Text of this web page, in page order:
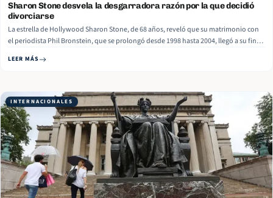
Sharon Stone desvela la desgarradora razón por la que decidió
divorciarse
La estrella de Hollywood Sharon Stone, de 68 años, reveló que su matrimonio con
el periodista Phil Bronstein, que se prolongó desde 1998 hasta 2004, llegó a su fin
—extirpación quirúrgica de ambos senos— ante… Read More
LEER MÁS
INTERNACIONALES